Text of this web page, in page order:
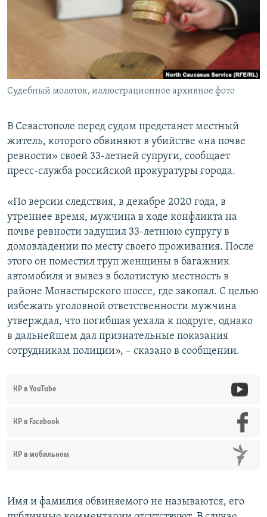
ПОБЕДИТЕЛЕЙ НЕ СУДЯТ?
УКРАИНСКАЯ ПРОБЛЕМА КРЫМА
ПРИСОЕДИНЯЙТЕСЬ!
Все сайты RFE/RL
Судебный молоток, иллюстрационное архивное фото
В Севастополе перед судом предстанет местный
житель, которого обвиняют в убийстве «на почве
ревности» своей 33-летней супруги, сообщает
пресс-служба российской прокуратуры города.
«По версии следствия, в декабре 2020 года, в
утреннее время, мужчина в ходе конфликта на
почве ревности задушил 33-летнюю супругу в
домовладении по месту своего проживания. После
этого он поместил труп женщины в багажник
автомобиля и вывез в болотистую местность в
районе Монастырского шоссе, где закопал. С целью
избежать уголовной ответственности мужчина
утверждал, что погибшая уехала к подруге, однако
в дальнейшем дал признательные показания
сотрудникам полиции», – сказано в сообщении.
КР в YouTube
КР в Facebook
КР в мобильном
Имя и фамилия обвиняемого не называются, его